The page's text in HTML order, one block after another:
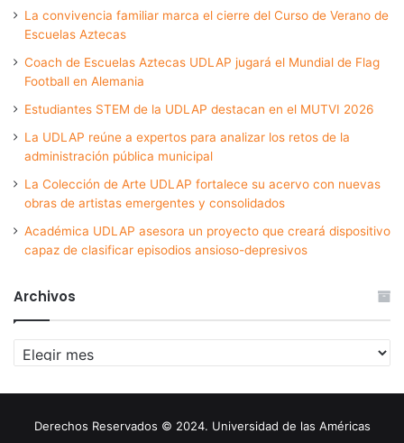
La convivencia familiar marca el cierre del Curso de Verano de
Escuelas Aztecas
Coach de Escuelas Aztecas UDLAP jugará el Mundial de Flag
Football en Alemania
Estudiantes STEM de la UDLAP destacan en el MUTVI 2026
La UDLAP reúne a expertos para analizar los retos de la
administración pública municipal
La Colección de Arte UDLAP fortalece su acervo con nuevas
obras de artistas emergentes y consolidados
Académica UDLAP asesora un proyecto que creará dispositivo
capaz de clasificar episodios ansioso-depresivos
Archivos
Archivos
Derechos Reservados © 2024. Universidad de las Américas